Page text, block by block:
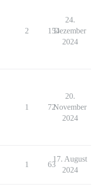
2 154
24.
Dezember
2024
1 72
20.
November
2024
1 63
17. August
2024